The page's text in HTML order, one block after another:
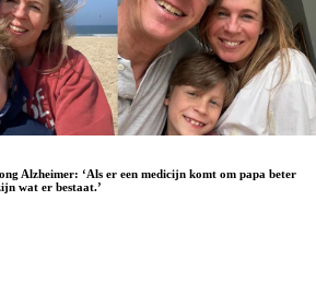
Alzheimer: ‘Als er een medicijn komt om papa beter
wat er bestaat.’